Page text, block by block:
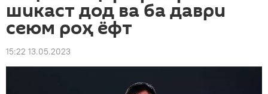
шикаст дод ва ба даври
сеюм роҳ ёфт
15:22 13.05.2023